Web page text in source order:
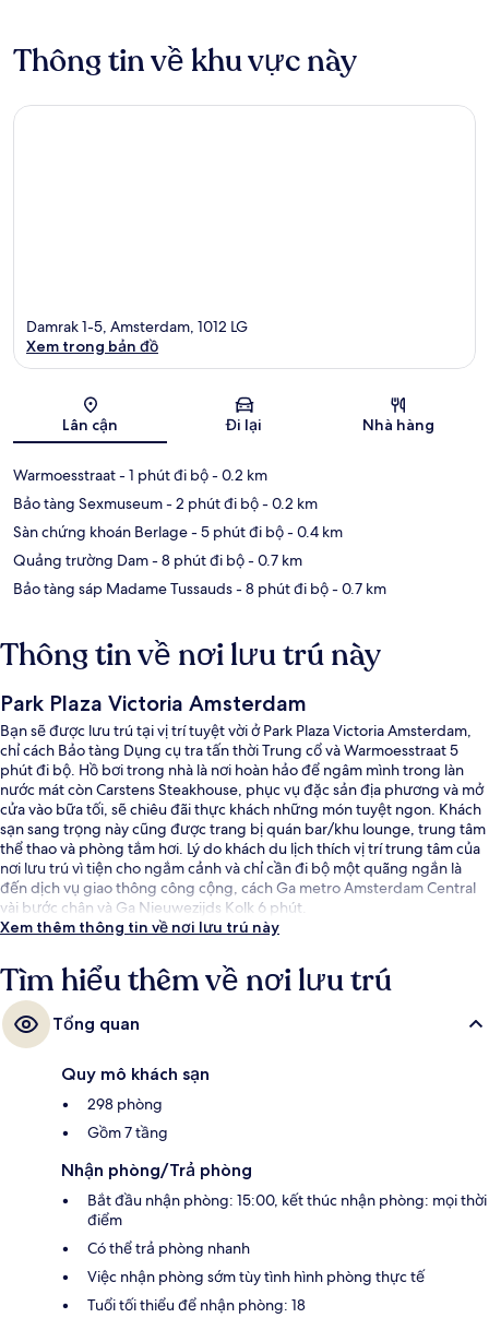
Thông tin về khu vực này
Bản đồ
Damrak 1-5, Amsterdam, 1012 LG
Xem trong bản đồ
Lân cận Đi lại Nhà hàng
Warmoesstraat- 1 phút đi bộ- 0.2 km
Bảo tàng Sexmuseum- 2 phút đi bộ- 0.2 km
Sàn chứng khoán Berlage- 5 phút đi bộ- 0.4 km
Quảng trường Dam- 8 phút đi bộ- 0.7 km
Bảo tàng sáp Madame Tussauds- 8 phút đi bộ- 0.7 km
Thông tin về nơi lưu trú này
Park Plaza Victoria Amsterdam
Bạn sẽ được lưu trú tại vị trí tuyệt vời ở Park Plaza Victoria Amsterdam,
chỉ cách Bảo tàng Dụng cụ tra tấn thời Trung cổ và Warmoesstraat 5
phút đi bộ. Hồ bơi trong nhà là nơi hoàn hảo để ngâm mình trong làn
nước mát còn Carstens Steakhouse, phục vụ đặc sản địa phương và mở
cửa vào bữa tối, sẽ chiêu đãi thực khách những món tuyệt ngon. Khách
sạn sang trọng này cũng được trang bị quán bar/khu lounge, trung tâm
thể thao và phòng tắm hơi. Lý do khách du lịch thích vị trí trung tâm của
nơi lưu trú vì tiện cho ngắm cảnh và chỉ cần đi bộ một quãng ngắn là
đến dịch vụ giao thông công cộng, cách Ga metro Amsterdam Central
vài bước chân và Ga Nieuwezijds Kolk 6 phút.
Xem thêm thông tin về nơi lưu trú này
Tìm hiểu thêm về nơi lưu trú
Tổng quan
Quy mô khách sạn
298 phòng
Gồm 7 tầng
Nhận phòng/Trả phòng
Bắt đầu nhận phòng: 15:00, kết thúc nhận phòng: mọi thời
điểm
Có thể trả phòng nhanh
Việc nhận phòng sớm tùy tình hình phòng thực tế
Tuổi tối thiểu để nhận phòng: 18